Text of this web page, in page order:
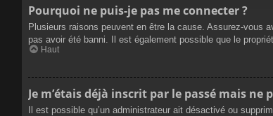
Pourquoi ne puis-je pas me connecter ?
Plusieurs raisons peuvent en être la cause. Assurez-vous
pas avoir été banni. Il est également possible que le
Haut
Je m’étais déjà inscrit par le passé mais
Il est possible qu’un administrateur ait désactivé ou